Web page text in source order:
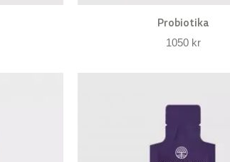
Probiotika
1050 kr